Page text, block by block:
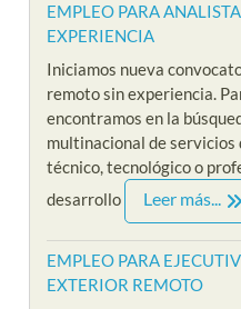
EMPLEO PARA
EXPERIENCIA
Iniciamos nueva
remoto sin experiencia.
encontramos en la
multinacional de servicios
técnico, tecnológico o
desarrollo
Leer más...
EMPLEO PARA
EXTERIOR REMOTO